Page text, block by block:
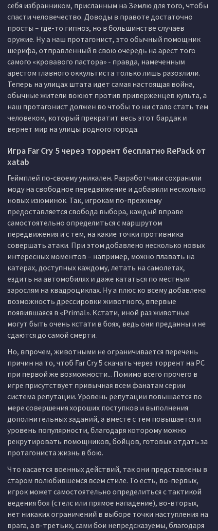
себя избранником, присланным на Землю для того, чтобы
спасти человечество. Доводы в правоте достаточно
просты – где-то гипноз, но в большинстве случаев
оружие. Ну а наш протагонист, это обычный помощник
шерифа, отправленный в свою очередь на арест того
самого «кровавого пастора» - правда, намеченным
арестом главного оккультиста только лишь разозлили.
Теперь на улицах штата идет самая настоящая война,
обычные жители воюют против приверженцев культа, а
наш протагонист должен во чтобы то ни стало стать тем
человеком, который прекратит весь этот бардак и
вернет мир на улицы родного города.
Игра Far Cry 5 через торрент бесплатно RePack от
xatab
Геймплей по-своему уникален. Разработчики сохранили
моду на свободное передвижение и добавили несколько
новых изюминок. Так, игрокам по-прежнему
предоставляется свобода выбора, каждый вправе
самостоятельно определиться с маршрутом
передвижения и с тем, на какие точки противника
совершать атаки. При этом добавлено несколько новых
интересных моментов – например, можно плавать на
катерах, доступных каждому, летать на самолетах,
ездить на автомобилях и даже кататься по местным
зарослям на квадроциклах. Ну а плюс ко всему добавлена
возможность дрессировки животного, впервые
появившаяся в «Primal». Кстати, иной раз животные
могут быть очень кстати в боях, ведь они преданны и не
сдаются до самой смерти.
Но, впрочем, животными не ограничивается перечень
причин на то, чтоб Far Cry 5 скачать через торрент на PC
при первой же возможности... Помимо всего прочего в
игре присутствует привычная всем фанатам серии
система репутации. Уровень репутации повышается по
мере совершения хороших поступков и выполнения
дополнительных заданий, а вместе с тем повышается и
уровень популярности, благодаря которому можно
рекрутировать помощников, бойцов, готовых отдать за
протагониста жизнь в бою.
Что касается военных действий, так они представлены в
старом полюбившемся всем стиле. То есть, во-первых,
игрок может самостоятельно определиться с тактикой
ведения боя (стелс или прямое нападение), во-вторых,
нет никаких ограничений в выборе точки наступления на
врага, а в-третьих, сами бои непредсказуемы, благодаря